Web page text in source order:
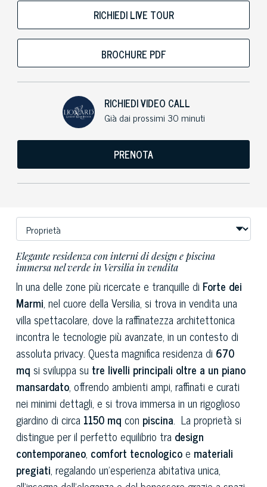
RICHIEDI LIVE TOUR
BROCHURE PDF
RICHIEDI VIDEO CALL
Già dai prossimi 30 minuti
PRENOTA
Elegante residenza con interni di design e piscina
immersa nel verde in Versilia in vendita
In una delle zone più ricercate e tranquille di Forte dei
Marmi, nel cuore della Versilia, si trova in vendita una
villa spettacolare, dove la raffinatezza architettonica
incontra le tecnologie più avanzate, in un contesto di
assoluta privacy. Questa magnifica residenza di 670
mq si sviluppa su tre livelli principali oltre a un piano
mansardato, offrendo ambienti ampi, raffinati e curati
nei minimi dettagli, e si trova immersa in un rigoglioso
giardino di circa 1150 mq con piscina. La proprietà si
distingue per il perfetto equilibrio tra design
contemporaneo, comfort tecnologicoe materiali
pregiati, regalando un’esperienza abitativa unica,